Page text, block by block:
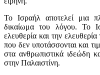
Το Ισραήλ αποτελεί μια
δικαίωμα του λόγου. Το
ελευθερία και την
που δεν υποτάσσονται και
στα ανθρωπιστικά ιδεώδη
στην Παλαιστίνη.